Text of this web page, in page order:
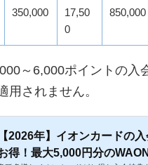
350,000
17,50
0
850,000
～6,000ポイントの入
用されません。
【2026年】イオンカードの
得！最大5,000円分の